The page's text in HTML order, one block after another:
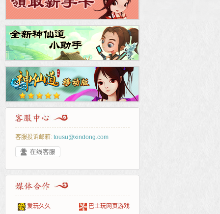
客服投诉邮箱: tousu@xindong.com
爱玩久久 巴士玩网页游戏